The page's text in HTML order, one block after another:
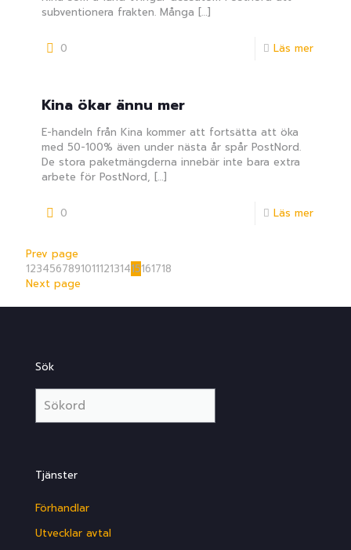
subventionera frakten. Många […]
0 Läs mer
Kina ökar ännu mer
E-handeln från Kina kommer att fortsätta att öka
med 50-100% även under nästa år spår PostNord.
De stora paketmängderna innebär inte bara extra
arbete för PostNord, […]
0 Läs mer
Prev page
123456789101112131415161718
Next page
Sök
Tjänster
Förhandlar
Utvecklar avtal